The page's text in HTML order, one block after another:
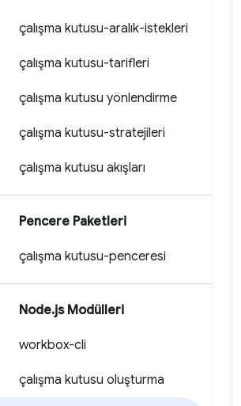
çalışma kutusu-aralık-istekleri
çalışma kutusu-tarifleri
çalışma kutusu yönlendirme
çalışma kutusu-stratejileri
çalışma kutusu akışları
Pencere Paketleri
çalışma kutusu-penceresi
Node.js Modülleri
workbox-cli
çalışma kutusu oluşturma